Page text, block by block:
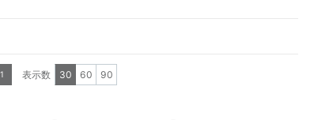
1 表示数 30 60 90